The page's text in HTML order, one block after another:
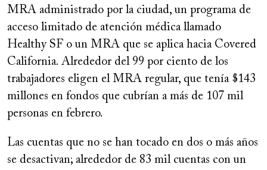
MRA administrado por la ciudad, un programa de
acceso limitado de atención médica llamado
Healthy SF o un MRA que se aplica hacia Covered
California. Alrededor del 99 por ciento de los
trabajadores eligen el MRA regular, que tenía $143
millones en fondos que cubrían a más de 107 mil
personas en febrero.
Las cuentas que no se han tocado en dos o más años
se desactivan; alrededor de 83 mil cuentas con un